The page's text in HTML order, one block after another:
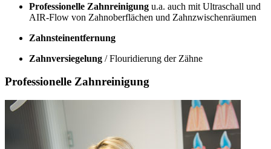
Professionelle Zahnreinigung u.a. auch mit Ultraschall und
AIR-Flow von Zahnoberflächen und Zahnzwischenräumen
Zahnsteinentfernung
Zahnversiegelung / Flouridierung der Zähne
Professionelle Zahnreinigung